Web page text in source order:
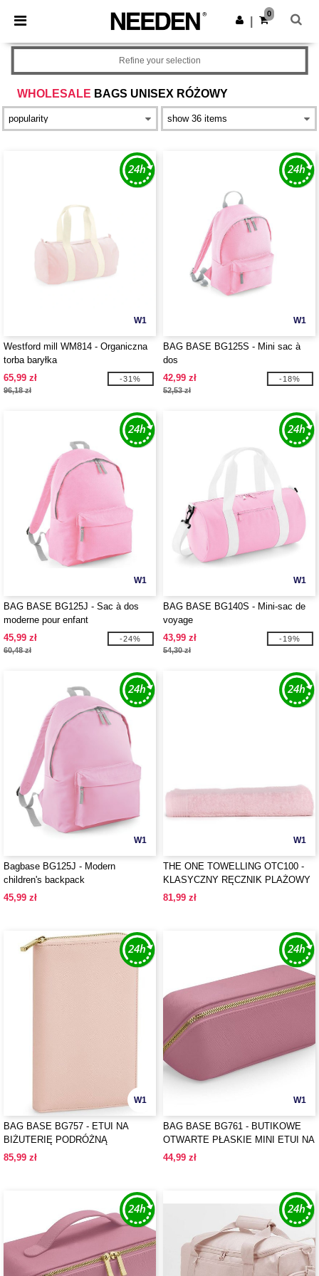
× Aplikacja Needen
Lepsze ceny w aplikacji!
Pobierz app
0
WHOLESALE BAGS UNISEX RÓŻOWY
Refine your selection
W1
Westford mill WM814 - Organiczna
torba baryłka
65,99 zł
96,18 zł
-31%
W1
BAG BASE BG125S - Mini sac à
dos
42,99 zł
52,53 zł
-18%
W1
BAG BASE BG125J - Sac à dos
moderne pour enfant
45,99 zł
60,48 zł
-24%
W1
BAG BASE BG140S - Mini-sac de
voyage
43,99 zł
54,30 zł
-19%
W1
Bagbase BG125J - Modern
children's backpack
45,99 zł
W1
THE ONE TOWELLING OTC100 -
KLASYCZNY RĘCZNIK PLAŻOWY
81,99 zł
W1
BAG BASE BG757 - ETUI NA
BIŻUTERIĘ PODRÓŻNĄ
BOUTIQUE
85,99 zł
W1
BAG BASE BG761 - BUTIKOWE
OTWARTE PŁASKIE MINI ETUI NA
AKCESORIA
44,99 zł